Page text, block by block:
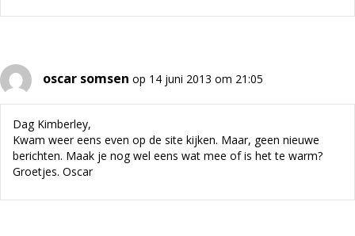
oscar somsen op 14 juni 2013 om 21:05
Dag Kimberley,
Kwam weer eens even op de site kijken. Maar, geen nieuwe
berichten. Maak je nog wel eens wat mee of is het te warm?
Groetjes. Oscar